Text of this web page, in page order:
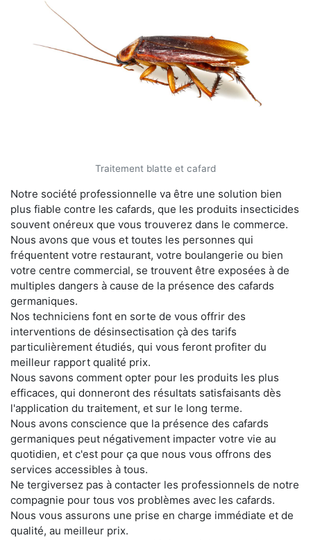
Traitement blatte et cafard
Notre société professionnelle va être une solution bien
plus fiable contre les cafards, que les produits insecticides
souvent onéreux que vous trouverez dans le commerce.
Nous avons que vous et toutes les personnes qui
fréquentent votre restaurant, votre boulangerie ou bien
votre centre commercial, se trouvent être exposées à de
multiples dangers à cause de la présence des cafards
germaniques.
Nos techniciens font en sorte de vous offrir des
interventions de désinsectisation çà des tarifs
particulièrement étudiés, qui vous feront profiter du
meilleur rapport qualité prix.
Nous savons comment opter pour les produits les plus
efficaces, qui donneront des résultats satisfaisants dès
l'application du traitement, et sur le long terme.
Nous avons conscience que la présence des cafards
germaniques peut négativement impacter votre vie au
quotidien, et c'est pour ça que nous vous offrons des
services accessibles à tous.
Ne tergiversez pas à contacter les professionnels de notre
compagnie pour tous vos problèmes avec les cafards.
Nous vous assurons une prise en charge immédiate et de
qualité, au meilleur prix.